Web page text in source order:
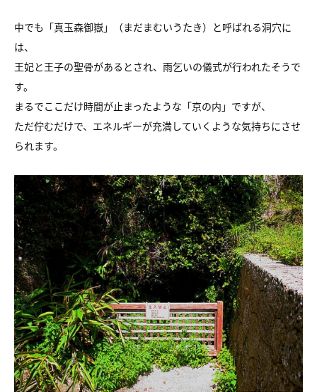
中でも「真玉森御嶽」（まだまむいうたき）と呼ばれる洞穴に
は、
王妃と王子の聖骨があるとされ、雨乞いの儀式が行われたそうで
す。
まるでここだけ時間が止まったような「京の内」ですが、
ただ佇むだけで、エネルギーが充満していくような気持ちにさせ
られます。